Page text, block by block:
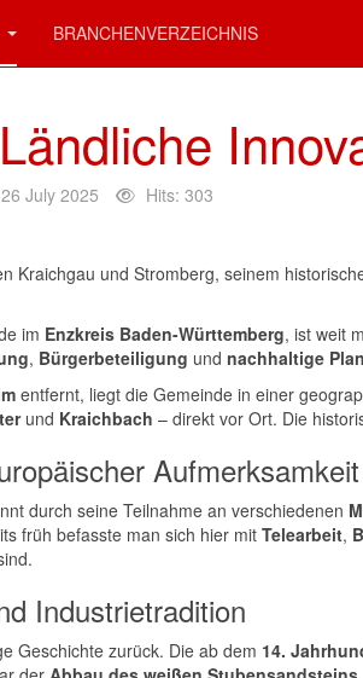
BRANCHENVERZEICHNIS
26 July 2025 Hits: 303
Kraichgau und Stromberg, seinem
im Enzkreis Baden-Württemberg, ist weit
, Bürgerbeteiligung und nachhaltige
entfernt, liegt die Gemeinde in einer
und Kraichbach – direkt vor Ort. Die
Aufmerksamkeit
durch seine Teilnahme an verschiedenen
früh befasste man sich hier mit Telearbeit,
Industrietradition
Geschichte zurück. Die ab dem 14.